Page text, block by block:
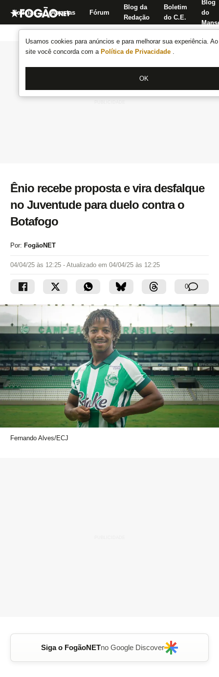
Usamos cookies para anúncios e para melhorar sua experiência.
site você concorda com a Política de Privacidade .
OK
Notícias Apostas Fórum
Blog da
Redação
Boletim
do C.E.
Blog
do
Ênio recebe proposta e vira desfalque
no Juventude para duelo contra o
Botafogo
Por: FogãoNET
04/04/25 às 12:25 - Atualizado em 04/04/25 às 12:25
0
Fernando Alves/ECJ
Siga o FogãoNETno Google Discover